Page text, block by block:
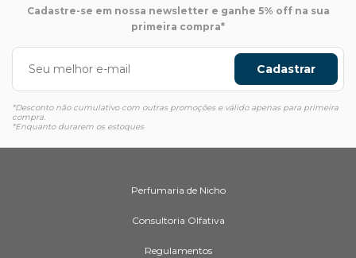
Cadastre-se em nossa newsletter e ganhe 5% off na sua
primeira compra*
Cadastrar
*Desconto não cumulativo com outras promoções e válido apenas para primeira
compra.
*Enquanto durarem os estoques
Perfumaria de Nicho
Consultoria Olfativa
Regulamentos